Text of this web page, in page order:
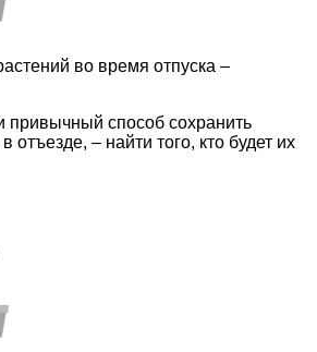
во время отпуска –
способ сохранить
отъезде, – найти того, кто будет их